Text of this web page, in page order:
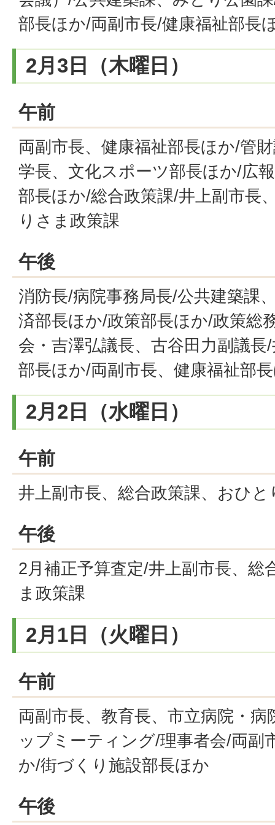
部長ほか/両副市長/健康福祉部長
2月3日（木曜日）
午前
両副市長、健康福祉部長ほか/管
学長、文化スポーツ部長ほか/広
部長ほか/総合政策課/井上副市長
りさま政策課
午後
消防長/病院事務局長/公共建築課
済部長ほか/政策部長ほか/政策総
会・吉澤弘議長、古谷田力副議長
部長ほか/両副市長、健康福祉部
2月2日（水曜日）
午前
井上副市長、総合政策課、おひ
午後
2月補正予算査定/井上副市長、総
ま政策課
2月1日（火曜日）
午前
両副市長、教育長、市立病院・
ップミーティング/理事者会/両副
か/街づくり施設部長ほか
午後